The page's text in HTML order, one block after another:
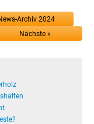
Archiv 2024
Nächste »